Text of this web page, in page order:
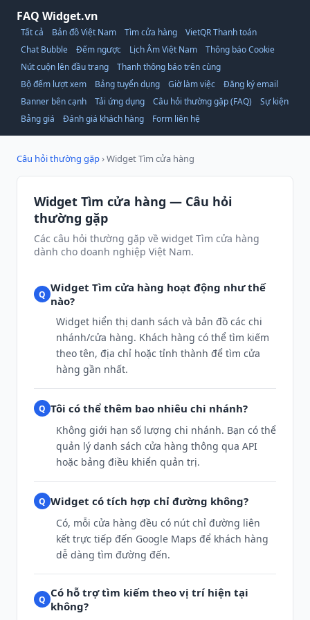
FAQ Widget.vn
Tất cả Bản đồ Việt Nam Tìm cửa hàng
VietQR Thanh toán
Chat Bubble
Đếm ngược Lịch Âm Việt Nam
Thông báo Cookie
Nút cuộn lên đầu trang
Thanh thông báo trên cùng
Bộ đếm lượt xem
Bảng tuyển dụng Giờ làm việc
Đăng ký email
Banner bên cạnh
Tải ứng dụng Câu hỏi thường gặp (FAQ)
Sự kiện
Bảng giá
Đánh giá khách hàng Form liên hệ
Câu hỏi thường gặp› Widget Tìm cửa hàng
Widget Tìm cửa hàng — Câu hỏi
thường gặp
Các câu hỏi thường gặp về widget Tìm cửa hàng
dành cho doanh nghiệp Việt Nam.
Widget Tìm cửa hàng hoạt động như thế
nào?
Widget hiển thị danh sách và bản đồ các chi
nhánh/cửa hàng. Khách hàng có thể tìm kiếm
theo tên, địa chỉ hoặc tỉnh thành để tìm cửa
hàng gần nhất.
Tôi có thể thêm bao nhiêu chi nhánh?
Không giới hạn số lượng chi nhánh. Bạn có thể
quản lý danh sách cửa hàng thông qua API
hoặc bảng điều khiển quản trị.
Widget có tích hợp chỉ đường không?
Có, mỗi cửa hàng đều có nút chỉ đường liên
kết trực tiếp đến Google Maps để khách hàng
dễ dàng tìm đường đến.
Có hỗ trợ tìm kiếm theo vị trí hiện tại
không?